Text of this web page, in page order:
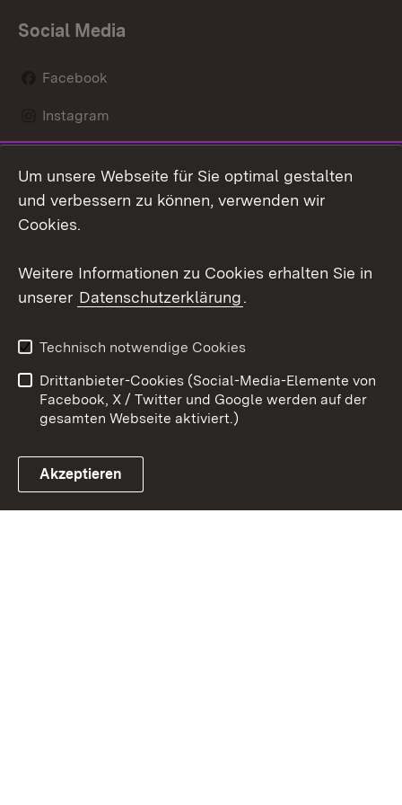
Social Media
Facebook
Instagram
Mastodon
Youtube
Link zum Landesportal
Kontakt
Datenschutz
Barrierefreiheit
Impressum Cookies
Um unsere Webseite für Sie optimal gestalten
und verbessern zu können, verwenden wir
Cookies.
Weitere Informationen zu Cookies erhalten Sie in
unserer Datenschutzerklärung.
Technisch notwendige Cookies
Drittanbieter-Cookies (Social-Media-Elemente von
Facebook, X / Twitter und Google werden auf der
gesamten Webseite aktiviert.)
Akzeptieren